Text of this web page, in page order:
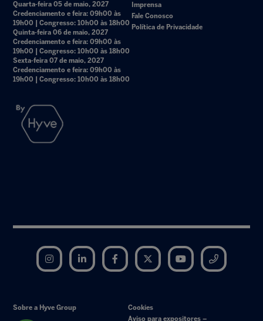
Quarta-feira 05 de maio, 2027
Credenciamento e feira: 09h00 às
19h00 | Congresso: 10h00 às 18h00
Quinta-feira 06 de maio, 2027
Credenciamento e feira: 09h00 às
19h00 | Congresso: 10h00 às 18h00
Sexta-feira 07 de maio, 2027
Credenciamento e feira: 09h00 às
19h00 | Congresso: 10h00 às 18h00
Imprensa
Fale Conosco
Política de Privacidade
Instagram LinkedIn Facebook Twitter YouTube
Sobre a Hyve Group
Cookies
Aviso para expositores –